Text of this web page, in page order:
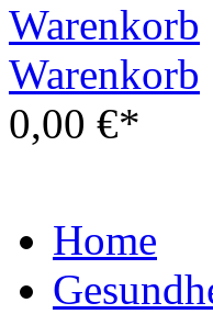
Warenkorb
Warenkorb
0,00 €*
Home